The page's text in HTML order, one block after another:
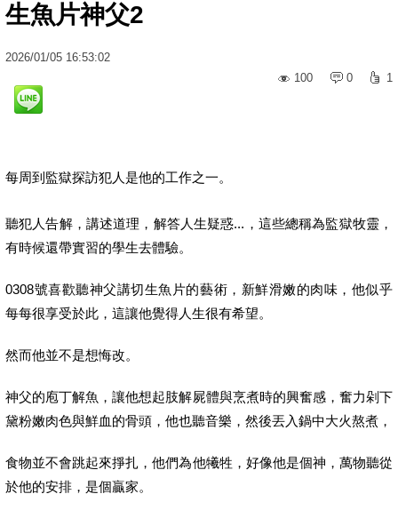
生魚片神父2
2026/01/05 16:53:02
100
0 1
每周到監獄探訪犯人是他的工作之一。
聽犯人告解，講述道理，解答人生疑惑...，這些總稱為監獄牧靈，
有時候還帶實習的學生去體驗。
0308號喜歡聽神父講切生魚片的藝術，新鮮滑嫩的肉味，他似乎
每每很享受於此，這讓他覺得人生很有希望。
然而他並不是想悔改。
神父的庖丁解魚，讓他想起肢解屍體與烹煮時的興奮感，奮力剁下
黛粉嫩肉色與鮮血的骨頭，他也聽音樂，然後丟入鍋中大火熬煮，
食物並不會跳起來掙扎，他們為他犧牲，好像他是個神，萬物聽從
於他的安排，是個贏家。